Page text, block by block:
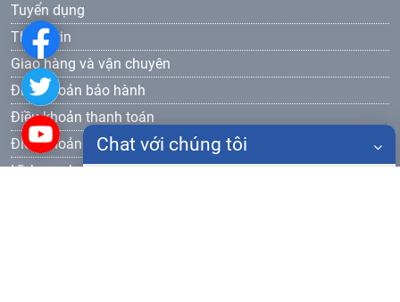
Tuyển dụng
Thông tin
Giao hàng và vận chuyên
Điều khoản bảo hành
Điều khoản thanh toán
Điều khoản bảo mật
Lĩnh vực hoạt động
577
Chat với chúng tôi